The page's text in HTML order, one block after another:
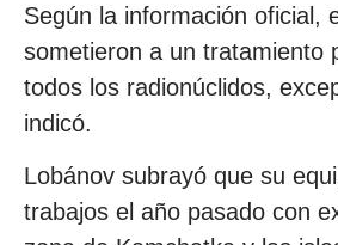
Según la información oficial,
sometieron a un tratamiento
todos los radionúclidos,
indicó.
Lobánov subrayó que su
trabajos el año pasado con